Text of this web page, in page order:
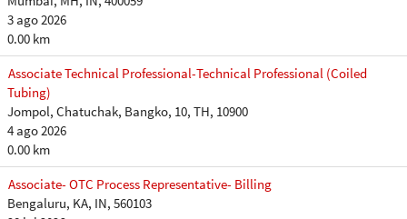
3 ago 2026
0.00 km
Associate Technical Professional-Technical Professional (Coiled
Tubing)
Jompol, Chatuchak, Bangko, 10, TH, 10900
4 ago 2026
0.00 km
Associate- OTC Process Representative- Billing
Bengaluru, KA, IN, 560103